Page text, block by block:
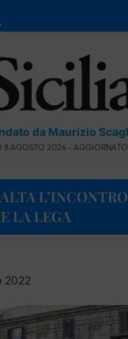
da Maurizio
8 AGOSTO 2026 - AGGIORNATO
LA LEGA
2022